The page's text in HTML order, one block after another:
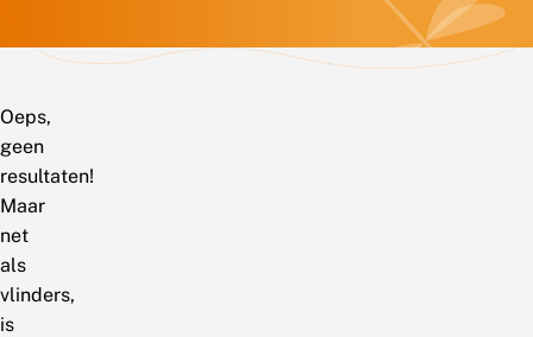
Oeps,
geen
resultaten!
Maar
net
als
vlinders,
is